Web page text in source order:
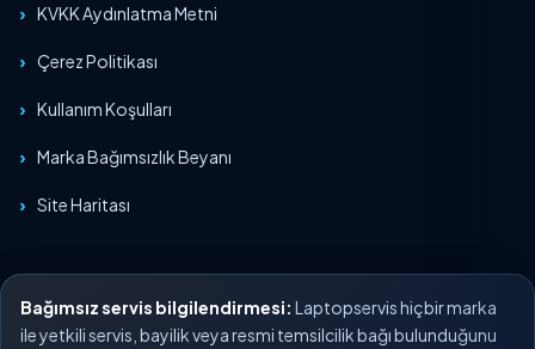
KVKK Aydınlatma Metni
Çerez Politikası
Kullanım Koşulları
Marka Bağımsızlık Beyanı
Site Haritası
Bağımsız servis bilgilendirmesi: Laptopservis hiçbir marka
ile yetkili servis, bayilik veya resmi temsilcilik bağı bulunduğunu